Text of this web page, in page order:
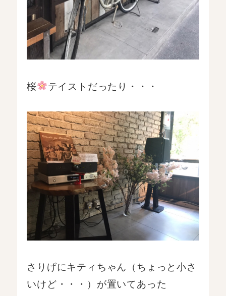
桜 テイストだったり・・・
さりげにキティちゃん（ちょっと小さ
いけど・・・）が置いてあった